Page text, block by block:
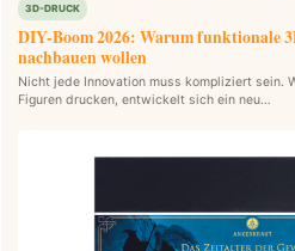
3D-DRUCK
DIY-Boom 2026: Warum funktionale
nachbauen wollen
Nicht jede Innovation muss kompliziert sein.
Figuren drucken, entwickelt sich ein neu…